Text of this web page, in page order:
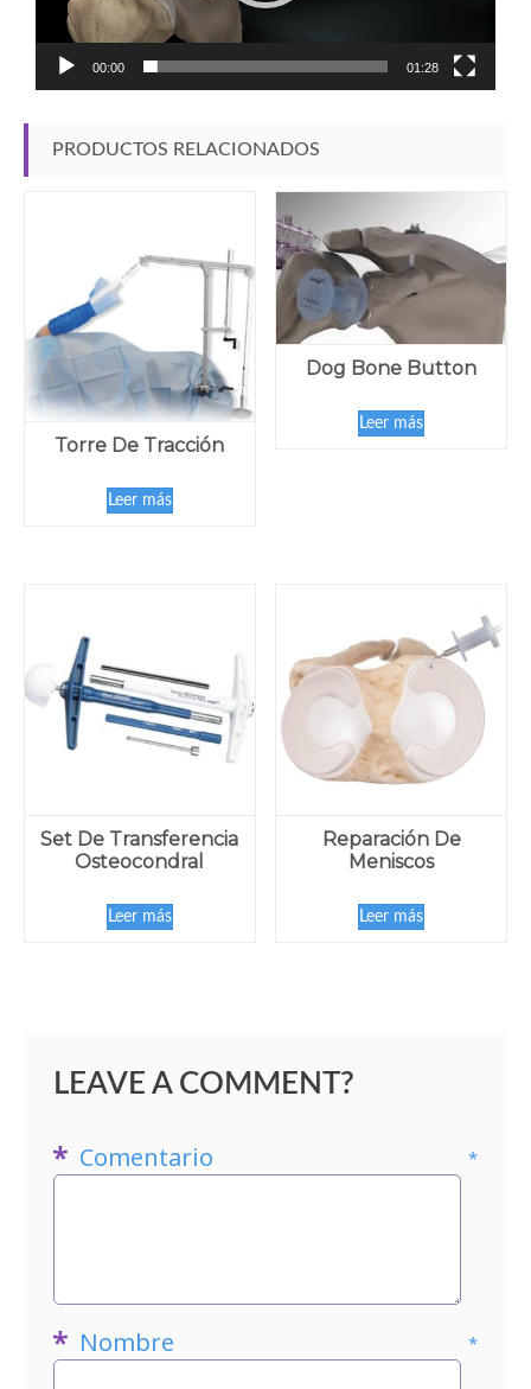
00:00 01:28
PRODUCTOS RELACIONADOS
Torre De Tracción
Leer más
Dog Bone Button
Leer más
Set De Transferencia
Osteocondral
Leer más
Reparación De
Meniscos
Leer más
LEAVE A COMMENT?
Comentario *
Nombre *